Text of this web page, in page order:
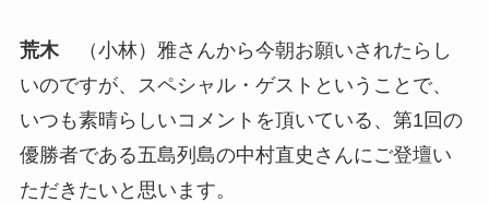
荒木（小林）雅さんから今朝お願いされたらし
いのですが、スペシャル・ゲストということで、
いつも素晴らしいコメントを頂いている、第1回の
優勝者である五島列島の中村直史さんにご登壇い
ただきたいと思います。